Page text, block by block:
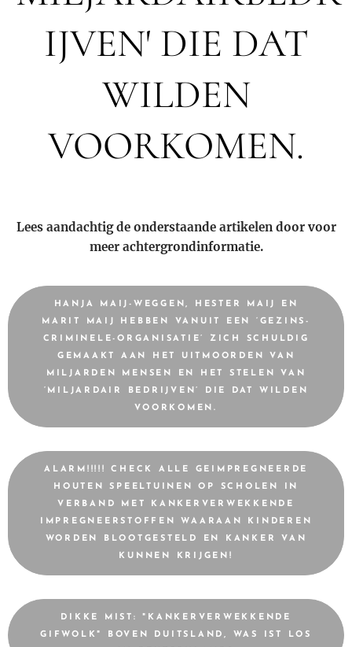
IJVEN' DIE DAT
WILDEN
VOORKOMEN.
Lees aandachtig de onderstaande artikelen door voor
meer achtergrondinformatie.
HANJA MAIJ-WEGGEN, HESTER MAIJ EN
MARIT MAIJ HEBBEN VANUIT EEN ‘GEZINS-
CRIMINELE-ORGANISATIE’ ZICH SCHULDIG
GEMAAKT AAN HET UITMOORDEN VAN
MILJARDEN MENSEN EN HET STELEN VAN
‘MILJARDAIR BEDRIJVEN’ DIE DAT WILDEN
VOORKOMEN.
ALARM!!!!! CHECK ALLE GEIMPREGNEERDE
HOUTEN SPEELTUINEN OP SCHOLEN IN
VERBAND MET KANKERVERWEKKENDE
IMPREGNEERSTOFFEN WAARAAN KINDEREN
WORDEN BLOOTGESTELD EN KANKER VAN
KUNNEN KRIJGEN!
DIKKE MIST: "KANKERVERWEKKENDE
GIFWOLK" BOVEN DUITSLAND, WAS IST LOS